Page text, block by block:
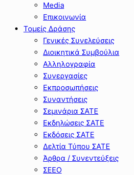
Media
Επικοινωνία
Τομείς Δράσης
Γενικές Συνελεύσεις
Διοικητικά Συμβούλια
Αλληλογραφία
Συνεργασίες
Εκπροσωπήσεις
Συναντήσεις
Σεμινάρια ΣΑΤΕ
Εκδηλώσεις ΣΑΤΕ
Εκδόσεις ΣΑΤΕ
Δελτία Τύπου ΣΑΤΕ
Άρθρα / Συνεντεύξεις
ΣΕΕΟ